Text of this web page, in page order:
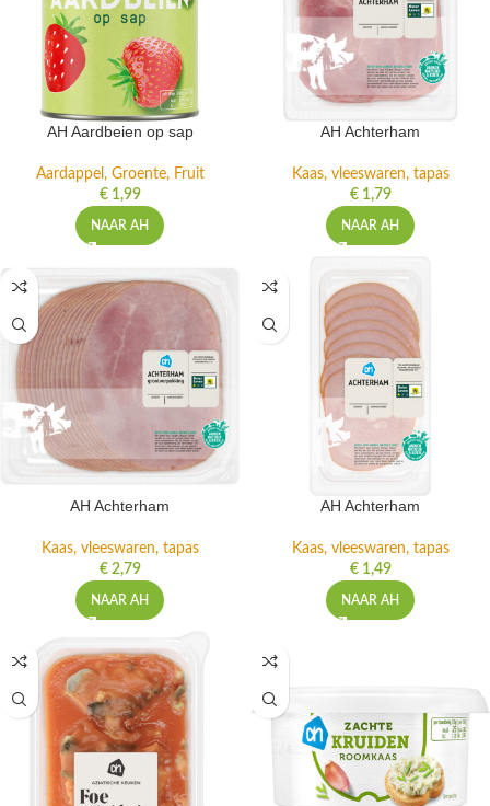
AH Aardbeien op sap
Aardappel, Groente, Fruit
€1,99
NAAR AH
AH Achterham
Kaas, vleeswaren, tapas
€1,79
NAAR AH
AH Achterham
Kaas, vleeswaren, tapas
€2,79
NAAR AH
AH Achterham
Kaas, vleeswaren, tapas
€1,49
NAAR AH